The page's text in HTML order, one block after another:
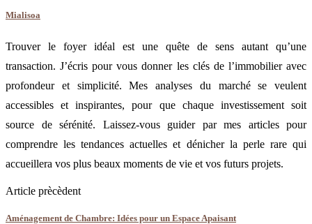
Mialisoa
Trouver le foyer idéal est une quête de sens autant qu’une
transaction. J’écris pour vous donner les clés de l’immobilier avec
profondeur et simplicité. Mes analyses du marché se veulent
accessibles et inspirantes, pour que chaque investissement soit
source de sérénité. Laissez-vous guider par mes articles pour
comprendre les tendances actuelles et dénicher la perle rare qui
accueillera vos plus beaux moments de vie et vos futurs projets.
Article prècèdent
Aménagement de Chambre: Idées pour un Espace Apaisant